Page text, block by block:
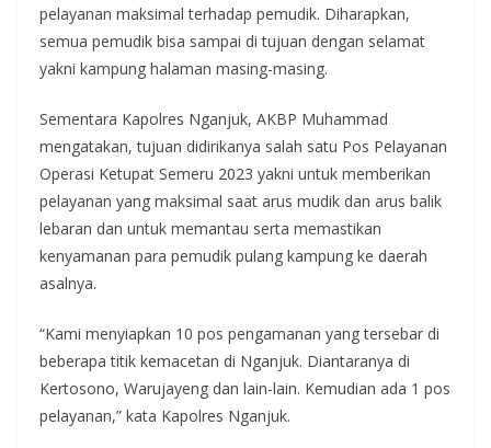
pelayanan maksimal terhadap pemudik. Diharapkan,
semua pemudik bisa sampai di tujuan dengan selamat
yakni kampung halaman masing-masing.
Sementara Kapolres Nganjuk, AKBP Muhammad
mengatakan, tujuan didirikanya salah satu Pos Pelayanan
Operasi Ketupat Semeru 2023 yakni untuk memberikan
pelayanan yang maksimal saat arus mudik dan arus balik
lebaran dan untuk memantau serta memastikan
kenyamanan para pemudik pulang kampung ke daerah
asalnya.
“Kami menyiapkan 10 pos pengamanan yang tersebar di
beberapa titik kemacetan di Nganjuk. Diantaranya di
Kertosono, Warujayeng dan lain-lain. Kemudian ada 1 pos
pelayanan,” kata Kapolres Nganjuk.